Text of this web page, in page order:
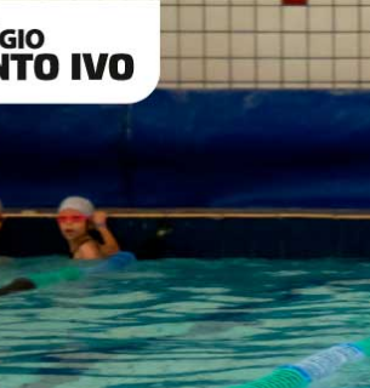
ALUNOS NOVOS
Entre em Contato